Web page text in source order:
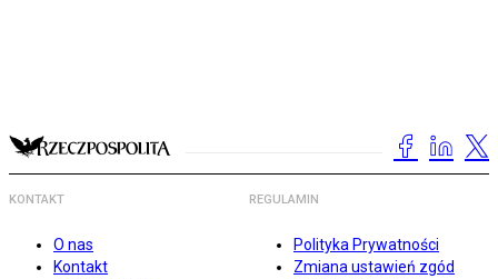
KONTAKT
O nas
Kontakt
REGULAMIN
Polityka Prywatności
Zmiana ustawień zgód